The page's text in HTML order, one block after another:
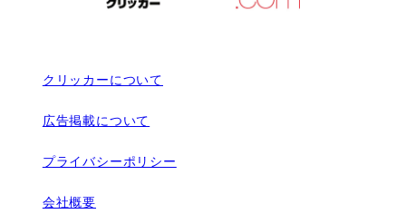
クリッカーについて
広告掲載について
プライバシーポリシー
会社概要